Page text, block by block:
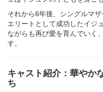
それから6年後、シングルマ
エリートとして成功したイジ
ながらも再び愛を育んでいく
す。
キャスト紹介：華やか
ち